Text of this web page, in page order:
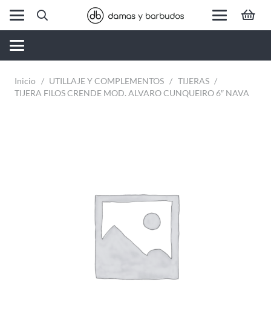
Inicio / UTILLAJE Y COMPLEMENTOS / TIJERAS /
TIJERA FILOS CRENDE MOD. ALVARO CUNQUEIRO 6″ NAVA